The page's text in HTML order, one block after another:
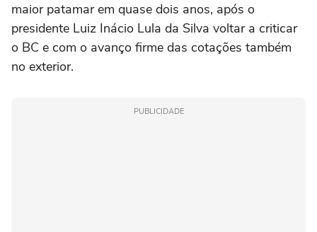
maior patamar em quase dois anos, após o
presidente Luiz Inácio Lula da Silva voltar a criticar
o BC e com o avanço firme das cotações também
no exterior.
PUBLICIDADE